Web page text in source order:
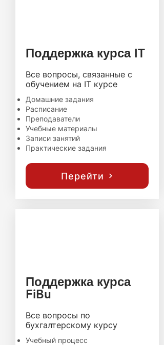
Поддержка курса IT
Все вопросы, связанные с
обучением на IT курсе
Домашние задания
Расписание
Преподаватели
Учебные материалы
Записи занятий
Практические задания
Перейти
Поддержка курса
FiBu
​Все вопросы по
бухгалтерскому курсу
Учебный процесс